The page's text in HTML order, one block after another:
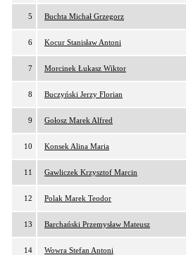
5 Buchta Michał Grzegorz
6 Kocur Stanisław Antoni
7 Morcinek Łukasz Wiktor
8 Buczyński Jerzy Florian
9 Gołosz Marek Alfred
10 Konsek Alina Maria
11 Gawliczek Krzysztof Marcin
12 Polak Marek Teodor
13 Barchański Przemysław Mateusz
14 Wowra Stefan Antoni